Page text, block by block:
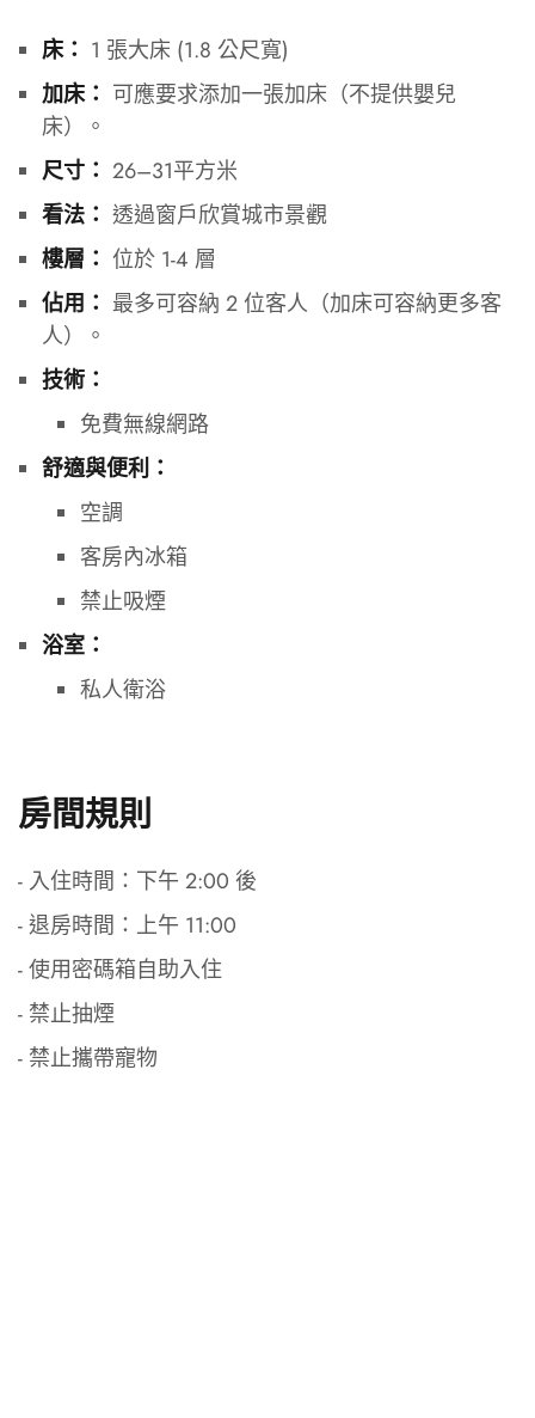
床： 1 張大床 (1.8 公尺寬)
加床： 可應要求添加一張加床（不提供嬰兒
床）。
尺寸： 26–31平方米
看法： 透過窗戶欣賞城市景觀
樓層： 位於 1-4 層
佔用： 最多可容納 2 位客人（加床可容納更多客
人）。
技術：
免費無線網路
舒適與便利：
空調
客房內冰箱
禁止吸煙
浴室：
私人衛浴
房間規則
- 入住時間：下午 2:00 後
- 退房時間：上午 11:00
- 使用密碼箱自助入住
- 禁止抽煙
- 禁止攜帶寵物